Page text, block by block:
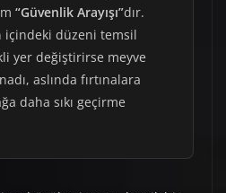
“Güvenlik Arayışı”dır.
içindeki düzeni temsil
yer değiştirirse meyve
aslında fırtınalara
daha sıkı geçirme